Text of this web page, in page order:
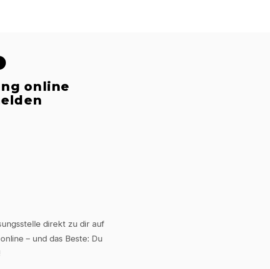
online
direkt zu dir auf
– und das Beste: Du